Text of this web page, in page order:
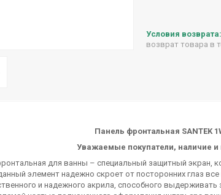
возврат товара в
Панель фронтальная SANTEK
Уважаемые покупатели, наличие
для ванны – специальный защитный экран,
элемент надежно скроет от посторонних глаз
и надежного акрила, способного